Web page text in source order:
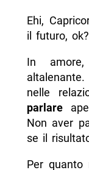
Ehi,
il futuro, ok?
In
nelle
parlare
Non aver
se il
Per quanto